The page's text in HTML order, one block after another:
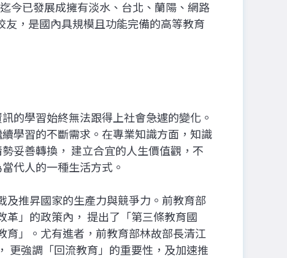
今已發展成擁有淡水、台北、蘭陽、網路
，是國內具規模且功能完備的高等教育
的學習始終無法跟得上社會急遽的變化。
學習的不斷需求。在專業知識方面，知識
妥善轉換， 建立合宜的人生價值觀，不
代人的一種生活方式。
及推昇國家的生產力與競爭力。前教育部
革」的政策內， 提出了「第三條教育國
育」。尤有進者，前教育部林故部長清江
更強調「回流教育」的重要性，及加速推